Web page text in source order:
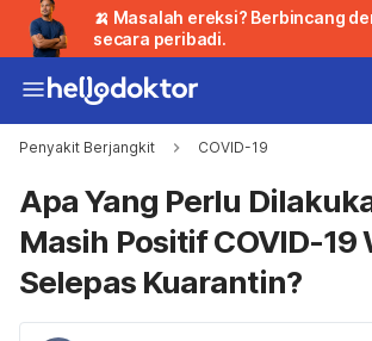
🍌 Masalah ereksi? Berbincang
secara peribadi.
Penyakit Berjangkit COVID-19
Apa Yang Perlu
Masih Positif COVID-19
Selepas Kuarantin?